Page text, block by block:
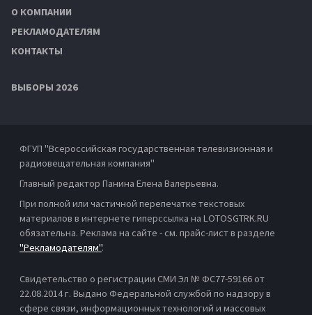
О КОМПАНИИ
РЕКЛАМОДАТЕЛЯМ
КОНТАКТЫ
ВЫБОРЫ 2026
ФГУП "Всероссийская государственная телевизионная и
радиовещательная компания"
Главный редактор Панина Елена Валерьевна.
При полной или частичной перепечатке текстовых
материалов в интернете гиперссылка на LOTOSGTRK.RU
обязательна. Реклама на сайте - см. прайс-лист в разделе
"Рекламодателям".
Свидетельство о регистрации СМИ Эл № ФС77-59166 от
22.08.2014 г. Выдано Федеральной службой по надзору в
сфере связи, информационных технологий и массовых